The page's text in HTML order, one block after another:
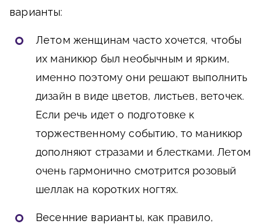
варианты:
Летом женщинам часто хочется, чтобы
их маникюр был необычным и ярким,
именно поэтому они решают выполнить
дизайн в виде цветов, листьев, веточек.
Если речь идет о подготовке к
торжественному событию, то маникюр
дополняют стразами и блестками. Летом
очень гармонично смотрится розовый
шеллак на коротких ногтях.
Весенние варианты, как правило,